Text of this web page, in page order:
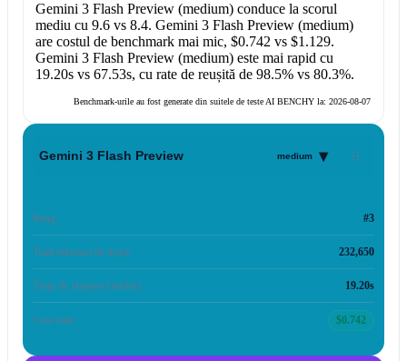
Gemini 3 Flash Preview (medium)conduce la scorul
mediu cu 9.6vs 8.4. Gemini 3 Flash Preview (medium)
are costul de benchmark mai mic, $0.742 vs $1.129.
Gemini 3 Flash Preview (medium)este mai rapid cu
19.20svs 67.53s, cu rate de reușită de 98.5%vs 80.3%.
Benchmark-urile au fost generate din suitele de teste AI BENCHY la: 2026-08-07
Gemini 3 Flash Preview medium ▾
Rang #3
Total tokenuri de ieșire 232,650
Timp de răspuns (mediu) 19.20s
Cost total $0.742